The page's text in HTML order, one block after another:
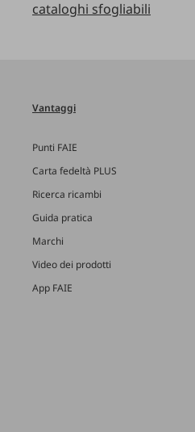
cataloghi sfogliabili
Vantaggi
Punti FAIE
Carta fedeltà PLUS
Ricerca ricambi
Guida pratica
Marchi
Video dei prodotti
App FAIE